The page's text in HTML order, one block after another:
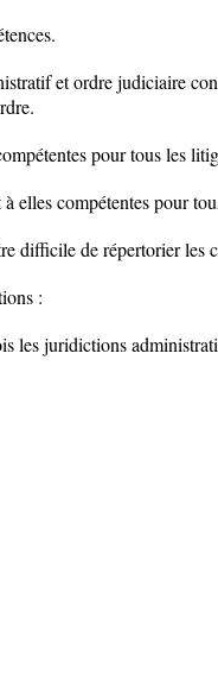
et ordre judiciaire
pour tous les
elles compétentes pour
difficile de répertorier les
:
les juridictions